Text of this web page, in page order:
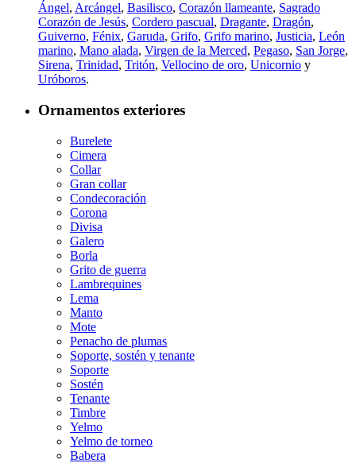
Ángel, Arcángel, Basilisco, Corazón llameante, Sagrado
Corazón de Jesús, Cordero pascual, Dragante, Dragón,
Guiverno, Fénix, Garuda, Grifo, Grifo marino, Justicia, León
marino, Mano alada, Virgen de la Merced, Pegaso, San Jorge,
Sirena, Trinidad, Tritón, Vellocino de oro, Unicornio y
Uróboros.
Ornamentos exteriores
Burelete
Cimera
Collar
Gran collar
Condecoración
Corona
Divisa
Galero
Borla
Grito de guerra
Lambrequines
Lema
Manto
Mote
Penacho de plumas
Soporte, sostén y tenante
Soporte
Sostén
Tenante
Timbre
Yelmo
Yelmo de torneo
Babera